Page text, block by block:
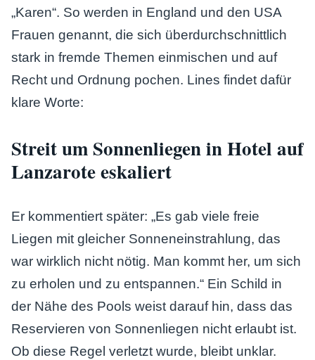
„Karen“. So werden in England und den USA
Frauen genannt, die sich überdurchschnittlich
stark in fremde Themen einmischen und auf
Recht und Ordnung pochen. Lines findet dafür
klare Worte:
Streit um Sonnenliegen in Hotel auf
Lanzarote eskaliert
Er kommentiert später: „Es gab viele freie
Liegen mit gleicher Sonneneinstrahlung, das
war wirklich nicht nötig. Man kommt her, um sich
zu erholen und zu entspannen.“ Ein Schild in
der Nähe des Pools weist darauf hin, dass das
Reservieren von Sonnenliegen nicht erlaubt ist.
Ob diese Regel verletzt wurde, bleibt unklar.